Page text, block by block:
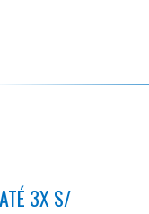
3X S/